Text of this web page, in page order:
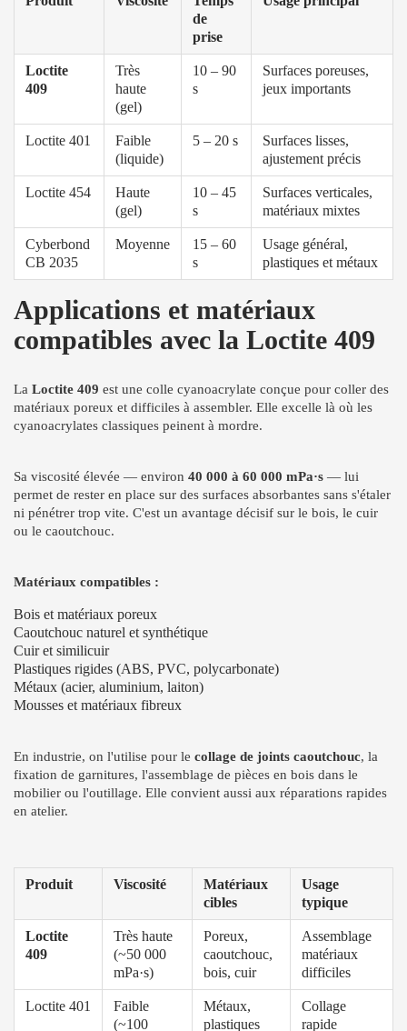
de
prise
Loctite
409
Très
haute
(gel)
10 – 90
s
Surfaces poreuses,
jeux importants
Loctite 401
Faible
(liquide)
5 – 20 s
Surfaces lisses,
ajustement précis
Loctite 454
Haute
(gel)
10 – 45
s
Surfaces verticales,
matériaux mixtes
Cyberbond
CB 2035
Moyenne
15 – 60
s
Usage général,
plastiques et métaux
Applications et matériaux
compatibles avec la Loctite 409
La Loctite 409 est une colle cyanoacrylate conçue pour coller des
matériaux poreux et difficiles à assembler. Elle excelle là où les
cyanoacrylates classiques peinent à mordre.
Sa viscosité élevée — environ 40 000 à 60 000 mPa·s — lui
permet de rester en place sur des surfaces absorbantes sans s'étaler
ni pénétrer trop vite. C'est un avantage décisif sur le bois, le cuir
ou le caoutchouc.
Matériaux compatibles :
Bois et matériaux poreux
Caoutchouc naturel et synthétique
Cuir et similicuir
Plastiques rigides (ABS, PVC, polycarbonate)
Métaux (acier, aluminium, laiton)
Mousses et matériaux fibreux
En industrie, on l'utilise pour le collage de joints caoutchouc, la
fixation de garnitures, l'assemblage de pièces en bois dans le
mobilier ou l'outillage. Elle convient aussi aux réparations rapides
en atelier.
Produit Viscosité
Matériaux
cibles
Usage
typique
Loctite
409
Très haute
(~50 000
mPa·s)
Poreux,
caoutchouc,
bois, cuir
Assemblage
matériaux
difficiles
Loctite 401
Faible
(~100
Métaux,
plastiques
Collage
rapide